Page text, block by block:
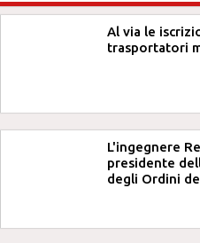
Al via le
trasportatori
L'ingegnere
presidente
degli Ordini